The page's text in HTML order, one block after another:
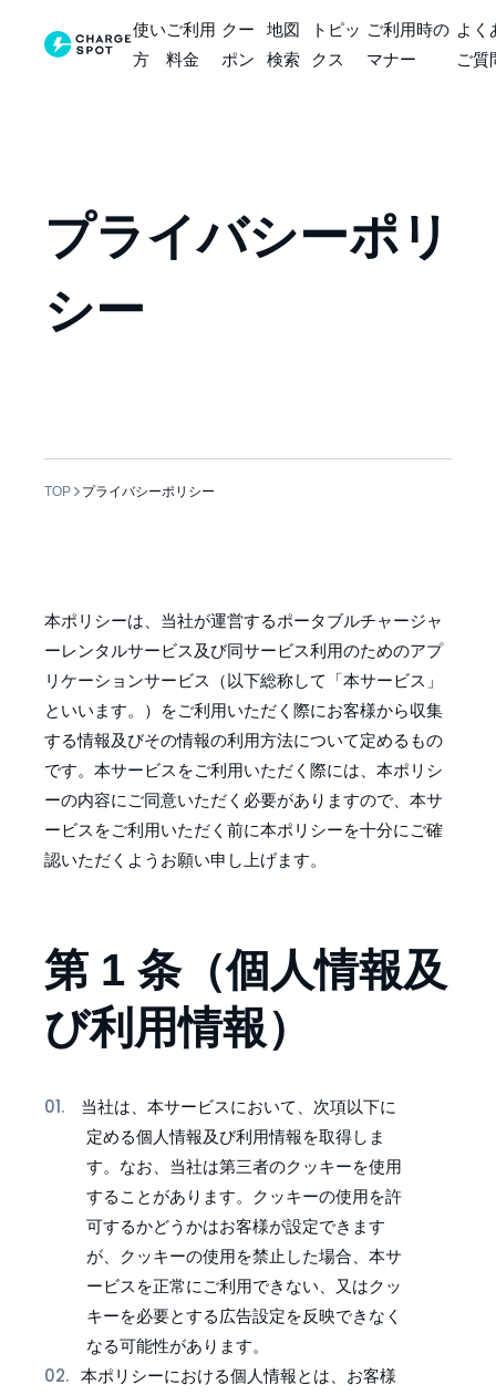
使い
方
ご利用
料金
クー
ポン
地図
検索
トピッ
クス
ご利用時の
マナー
よく
ご質
プライバシーポリ
シー
TOP プライバシーポリシー
本ポリシーは、当社が運営するポータブルチャージャ
ーレンタルサービス及び同サービス利用のためのアプ
リケーションサービス（以下総称して「本サービス」
といいます。）をご利用いただく際にお客様から収集
する情報及びその情報の利用方法について定めるもの
です。本サービスをご利用いただく際には、本ポリシ
ーの内容にご同意いただく必要がありますので、本サ
ービスをご利用いただく前に本ポリシーを十分にご確
認いただくようお願い申し上げます。
第 1 条（個人情報及
び利用情報）
当社は、本サービスにおいて、次項以下に
定める個人情報及び利用情報を取得しま
す。なお、当社は第三者のクッキーを使用
することがあります。クッキーの使用を許
可するかどうかはお客様が設定できます
が、クッキーの使用を禁止した場合、本サ
ービスを正常にご利用できない、又はクッ
キーを必要とする広告設定を反映できなく
なる可能性があります。
本ポリシーにおける個人情報とは、お客様